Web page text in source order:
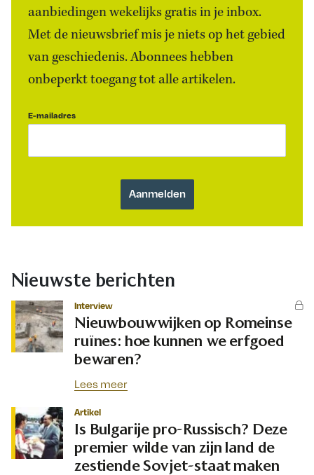
aanbiedingen wekelijks gratis in je inbox.
Met de nieuwsbrief mis je niets op het gebied
van geschiedenis. Abonnees hebben
onbeperkt toegang tot alle artikelen.
E-mailadres
Nieuwste berichten
Interview
Nieuwbouwwijken op Romeinse
ruïnes: hoe kunnen we erfgoed
bewaren?
Lees meer
Artikel
Is Bulgarije pro-Russisch? Deze
premier wilde van zijn land de
zestiende Sovjet-staat maken